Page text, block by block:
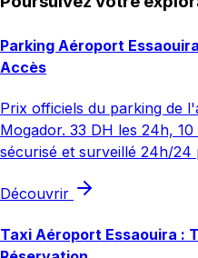
Parking Aéroport
Accès
Prix officiels du parking de
Mogador. 33 DH les 24h,
sécurisé et surveillé 24h/
Découvrir
Taxi Aéroport Essaouira :